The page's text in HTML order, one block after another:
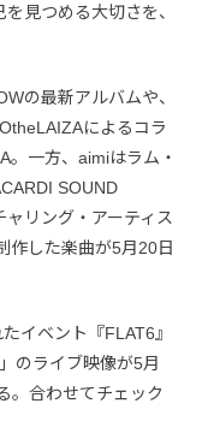
見つめる大切さを、
の最新アルバムや、
によるコラ
。一方、aimiはラム・
SOUND
リング・アーティス
作した楽曲が5月20日
イベント『FLAT6』
のライブ映像が5月
。合わせてチェック